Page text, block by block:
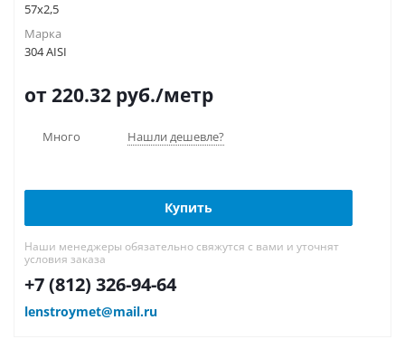
57х2,5
Марка
304 AISI
от 220.32 руб./метр
Много Нашли дешевле?
Купить
Наши менеджеры обязательно свяжутся с вами и уточнят
условия заказа
+7 (812) 326-94-64
lenstroymet@mail.ru